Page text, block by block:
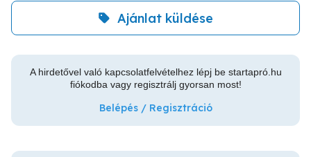
Ajánlat küldése
A hirdetővel való kapcsolatfelvételhez lépj be startapró.hu
fiókodba vagy regisztrálj gyorsan most!
Belépés / Regisztráció